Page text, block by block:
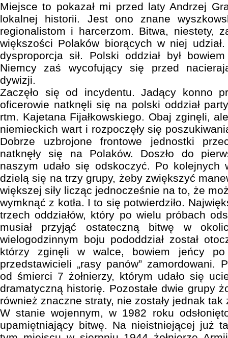
Miejsce to pokazał mi przed laty Andrzej
lokalnej historii. Jest ono znane
regionalistom i harcerzom. Bitwa, niestety,
większości Polaków biorących w niej
dysproporcja sił. Polski oddział był
Niemcy zaś wycofujący się przed
dywizji.
Zaczęło się od incydentu. Jadący konno
oficerowie natknęli się na polski oddział
rtm. Kajetana Fijałkowskiego. Obaj zginęli,
niemieckich wart i rozpoczęły się
Dobrze uzbrojone frontowe jednostki
natknęły się na Polaków. Doszło do
naszym udało się odskoczyć. Po kolejnych
dzielą się na trzy grupy, żeby zwiększyć
większej siły licząc jednocześnie na to, że
wymknąć z kotła. I to się potwierdziło.
trzech oddziałów, który po wielu próbach
musiał przyjąć ostateczną bitwę w
wielogodzinnym boju pododdział został
którzy zginęli w walce, bowiem jeńcy
przedstawicieli „rasy panów” zamordowani.
od śmierci 7 żołnierzy, którym udało się
dramatyczną historię. Pozostałe dwie grupy
również znaczne straty, nie zostały jednak
W stanie wojennym, w 1982 roku
upamiętniający bitwę. Na nieistniejącej już